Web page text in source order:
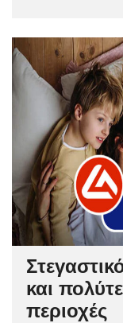
και
περιοχές